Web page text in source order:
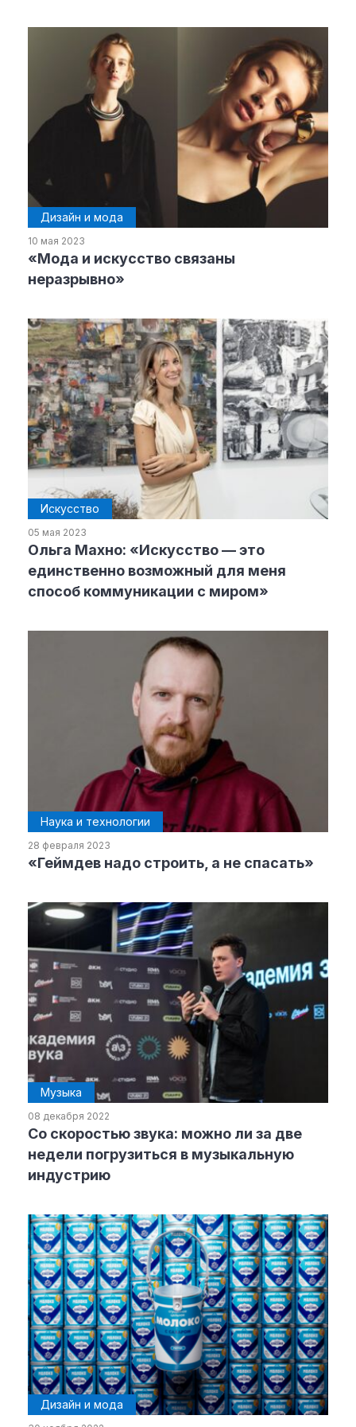
Материалы партнеров
Artists / Художники.РФ
n'RIS
Онлайн патент
Смотрите нас в соцсетях и мессенджерах
Дизайн и мода
10 мая 2023
«Мода и искусство связаны
неразрывно»
Искусство
05 мая 2023
Ольга Махно: «Искусство — это
единственно возможный для меня
способ коммуникации с миром»
Наука и технологии
28 февраля 2023
«Геймдев надо строить, а не спасать»
Музыка
08 декабря 2022
Со скоростью звука: можно ли за две
недели погрузиться в музыкальную
индустрию
Дизайн и мода